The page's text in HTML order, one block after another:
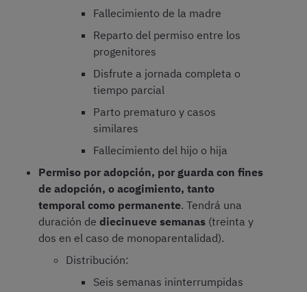
Fallecimiento de la madre
Reparto del permiso entre los
progenitores
Disfrute a jornada completa o
tiempo parcial
Parto prematuro y casos
similares
Fallecimiento del hijo o hija
Permiso por adopción, por guarda con fines
de adopción, o acogimiento, tanto
temporal como permanente. Tendrá una
duración de diecinueve semanas (treinta y
dos en el caso de monoparentalidad).
Distribución:
Seis semanas ininterrumpidas